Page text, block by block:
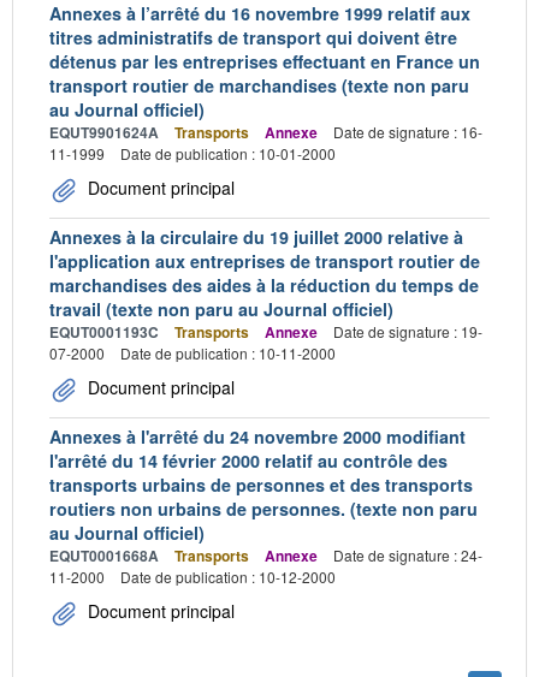
Annexes à l’arrêté du 16 novembre 1999 relatif aux
titres administratifs de transport qui doivent être
détenus par les entreprises effectuant en France un
transport routier de marchandises (texte non paru
au Journal officiel)
EQUT9901624A Transports Annexe
Date de signature : 16-
11-1999
Date de publication : 10-01-2000
Document principal
Annexes à la circulaire du 19 juillet 2000 relative à
l'application aux entreprises de transport routier de
marchandises des aides à la réduction du temps de
travail (texte non paru au Journal officiel)
EQUT0001193C Transports Annexe
Date de signature : 19-
07-2000
Date de publication : 10-11-2000
Document principal
Annexes à l'arrêté du 24 novembre 2000 modifiant
l'arrêté du 14 février 2000 relatif au contrôle des
transports urbains de personnes et des transports
routiers non urbains de personnes. (texte non paru
au Journal officiel)
EQUT0001668A Transports Annexe
Date de signature : 24-
11-2000
Date de publication : 10-12-2000
Document principal